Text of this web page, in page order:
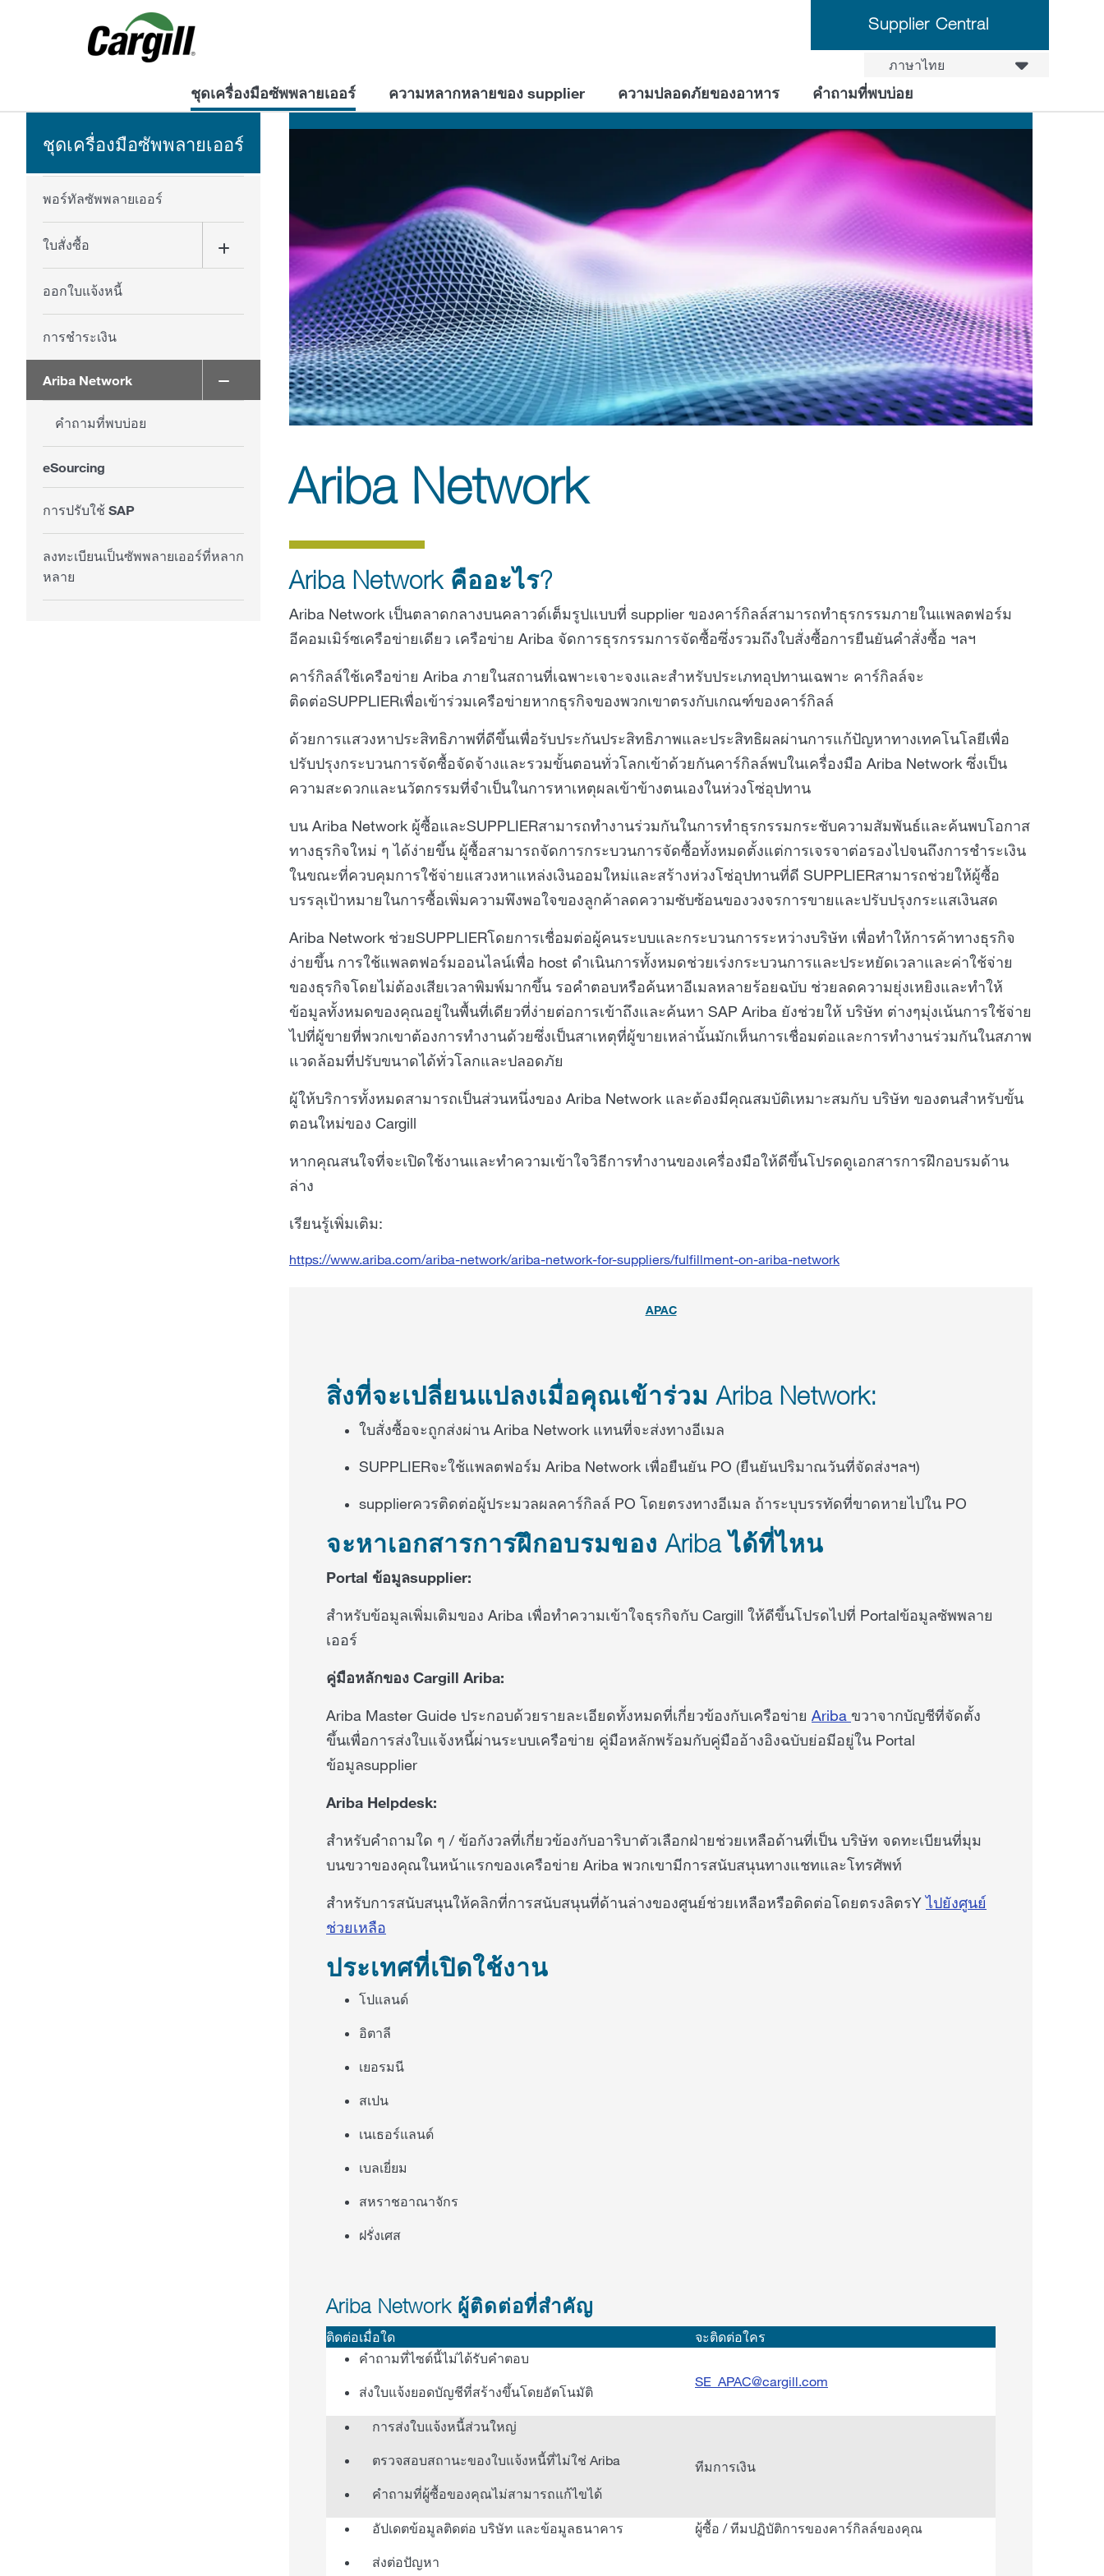
ชุดเครื่องมือซัพพลายเออร์ ความหลากหลายของ supplier ความปลอดภัยของอาหาร คำถามที่พบบ่อย
Supplier Central
ภาษาไทย
ชุดเครื่องมือซัพพลายเออร์
พอร์ทัลซัพพลายเออร์
ใบสั่งซื้อ
ออกใบแจ้งหนี้
การชำระเงิน
Ariba Network
คำถามที่พบบ่อย
eSourcing
การปรับใช้ SAP
ลงทะเบียนเป็นซัพพลายเออร์ที่หลาก
หลาย
Ariba Network
Ariba Network คืออะไร?
Ariba Network เป็นตลาดกลางบนคลาวด์เต็มรูปแบบที่ supplier ของคาร์กิลล์สามารถทำธุรกรรมภายในแพลตฟอร์ม
อีคอมเมิร์ซเครือข่ายเดียว เครือข่าย Ariba จัดการธุรกรรมการจัดซื้อซึ่งรวมถึงใบสั่งซื้อการยืนยันคำสั่งซื้อ ฯลฯ
คาร์กิลล์ใช้เครือข่าย Ariba ภายในสถานที่เฉพาะเจาะจงและสำหรับประเภทอุปทานเฉพาะ คาร์กิลล์จะ
ติดต่อSUPPLIERเพื่อเข้าร่วมเครือข่ายหากธุรกิจของพวกเขาตรงกับเกณฑ์ของคาร์กิลล์
ด้วยการแสวงหาประสิทธิภาพที่ดีขึ้นเพื่อรับประกันประสิทธิภาพและประสิทธิผลผ่านการแก้ปัญหาทางเทคโนโลยีเพื่อ
ปรับปรุงกระบวนการจัดซื้อจัดจ้างและรวมขั้นตอนทั่วโลกเข้าด้วยกันคาร์กิลล์พบในเครื่องมือ Ariba Network ซึ่งเป็น
ความสะดวกและนวัตกรรมที่จำเป็นในการหาเหตุผลเข้าข้างตนเองในห่วงโซ่อุปทาน
บน Ariba Network ผู้ซื้อและSUPPLIERสามารถทำงานร่วมกันในการทำธุรกรรมกระชับความสัมพันธ์และค้นพบโอกาส
ทางธุรกิจใหม่ ๆ ได้ง่ายขึ้น ผู้ซื้อสามารถจัดการกระบวนการจัดซื้อทั้งหมดตั้งแต่การเจรจาต่อรองไปจนถึงการชำระเงิน
ในขณะที่ควบคุมการใช้จ่ายแสวงหาแหล่งเงินออมใหม่และสร้างห่วงโซ่อุปทานที่ดี SUPPLIERสามารถช่วยให้ผู้ซื้อ
บรรลุเป้าหมายในการซื้อเพิ่มความพึงพอใจของลูกค้าลดความซับซ้อนของวงจรการขายและปรับปรุงกระแสเงินสด
Ariba Network ช่วยSUPPLIERโดยการเชื่อมต่อผู้คนระบบและกระบวนการระหว่างบริษัท เพื่อทำให้การค้าทางธุรกิจ
ง่ายขึ้น การใช้แพลตฟอร์มออนไลน์เพื่อ host ดำเนินการทั้งหมดช่วยเร่งกระบวนการและประหยัดเวลาและค่าใช้จ่าย
ของธุรกิจโดยไม่ต้องเสียเวลาพิมพ์มากขึ้น รอคำตอบหรือค้นหาอีเมลหลายร้อยฉบับ ช่วยลดความยุ่งเหยิงและทำให้
ข้อมูลทั้งหมดของคุณอยู่ในพื้นที่เดียวที่ง่ายต่อการเข้าถึงและค้นหา SAP Ariba ยังช่วยให้ บริษัท ต่างๆมุ่งเน้นการใช้จ่าย
ไปที่ผู้ขายที่พวกเขาต้องการทำงานด้วยซึ่งเป็นสาเหตุที่ผู้ขายเหล่านั้นมักเห็นการเชื่อมต่อและการทำงานร่วมกันในสภาพ
แวดล้อมที่ปรับขนาดได้ทั่วโลกและปลอดภัย
ผู้ให้บริการทั้งหมดสามารถเป็นส่วนหนึ่งของ Ariba Network และต้องมีคุณสมบัติเหมาะสมกับ บริษัท ของตนสำหรับขั้น
ตอนใหม่ของ Cargill
หากคุณสนใจที่จะเปิดใช้งานและทำความเข้าใจวิธีการทำงานของเครื่องมือให้ดีขึ้นโปรดดูเอกสารการฝึกอบรมด้าน
ล่าง
เรียนรู้เพิ่มเติม:
https://www.ariba.com/ariba-network/ariba-network-for-suppliers/fulfillment-on-ariba-network
APAC
สิ่งที่จะเปลี่ยนแปลงเมื่อคุณเข้าร่วม Ariba Network:
ใบสั่งซื้อจะถูกส่งผ่าน Ariba Network แทนที่จะส่งทางอีเมล
SUPPLIERจะใช้แพลตฟอร์ม Ariba Network เพื่อยืนยัน PO (ยืนยันปริมาณวันที่จัดส่งฯลฯ)
supplierควรติดต่อผู้ประมวลผลคาร์กิลล์ PO โดยตรงทางอีเมล ถ้าระบุบรรทัดที่ขาดหายไปใน PO
จะหาเอกสารการฝึกอบรมของ Ariba ได้ที่ไหน
Portal ข้อมูลsupplier:
สำหรับข้อมูลเพิ่มเติมของ Ariba เพื่อทำความเข้าใจธุรกิจกับ Cargill ให้ดีขึ้นโปรดไปที่ Portalข้อมูลซัพพลาย
เออร์
คู่มือหลักของ Cargill Ariba:
Ariba Master Guide ประกอบด้วยรายละเอียดทั้งหมดที่เกี่ยวข้องกับเครือข่าย Ariba ขวาจากบัญชีที่จัดตั้ง
ขึ้นเพื่อการส่งใบแจ้งหนี้ผ่านระบบเครือข่าย คู่มือหลักพร้อมกับคู่มืออ้างอิงฉบับย่อมีอยู่ใน Portal
ข้อมูลsupplier
Ariba Helpdesk:
สำหรับคำถามใด ๆ / ข้อกังวลที่เกี่ยวข้องกับอาริบาตัวเลือกฝ่ายช่วยเหลือด้านที่เป็น บริษัท จดทะเบียนที่มุม
บนขวาของคุณในหน้าแรกของเครือข่าย Ariba พวกเขามีการสนับสนุนทางแชทและโทรศัพท์
สำหรับการสนับสนุนให้คลิกที่การสนับสนุนที่ด้านล่างของศูนย์ช่วยเหลือหรือติดต่อโดยตรงลิตรYไปยังศูนย์
ช่วยเหลือ
ประเทศที่เปิดใช้งาน
โปแลนด์
อิตาลี
เยอรมนี
สเปน
เนเธอร์แลนด์
เบลเยี่ยม
สหราชอาณาจักร
ฝรั่งเศส
Ariba Network ผู้ติดต่อที่สำคัญ
ติดต่อเมื่อใด
จะติดต่อใคร
คำถามที่ไซต์นี้ไม่ได้รับคำตอบ
ส่งใบแจ้งยอดบัญชีที่สร้างขึ้นโดยอัตโนมัติ
SE_APAC@cargill.com
การส่งใบแจ้งหนี้ส่วนใหญ่
ตรวจสอบสถานะของใบแจ้งหนี้ที่ไม่ใช่ Ariba
คำถามที่ผู้ซื้อของคุณไม่สามารถแก้ไขได้
ทีมการเงิน
อัปเดตข้อมูลติดต่อ บริษัท และข้อมูลธนาคาร
ส่งต่อปัญหา
ผู้ซื้อ / ทีมปฏิบัติการของคาร์กิลล์ของคุณ